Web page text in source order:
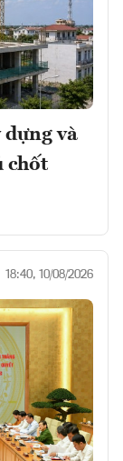
dựng và
chốt
18:40, 10/08/2026